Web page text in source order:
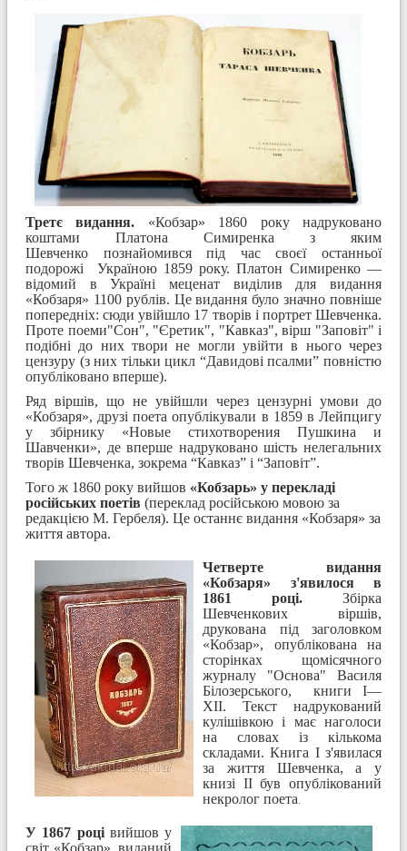
Третє видання. «Кобзар» 1860 року надруковано
коштами Платона Симиренка з яким
Шевченко познайомився під час своєї останньої
подорожі Україною 1859 року. Платон Симиренко —
відомий в Україні меценат виділив для видання
«Кобзаря» 1100 рублів. Це видання було значно повніше
попередніх: сюди увійшло 17 творів і портрет Шевченка.
Проте поеми"Сон", "Єретик", "Кавказ", вірш "Заповіт" і
подібні до них твори не могли увійти в нього через
цензуру (з них тільки цикл “Давидові псалми” повністю
опубліковано вперше).
Ряд віршів, що не увійшли через цензурні умови до
«Кобзаря», друзі поета опублікували в 1859 в Лейпцигу
у збірнику «Новые стихотворения Пушкина и
Шавченки», де вперше надруковано шість нелегальних
творів Шевченка, зокрема “Кавказ” і “Заповіт”.
Того ж 1860 року вийшов «Кобзарь» у перекладі
російських поетів (переклад російською мовою за
редакцією М. Гербеля). Це останнє видання «Кобзаря» за
життя автора.
Четверте видання
«Кобзаря» з'явилося в
1861 році. Збірка
Шевченкових віршів,
друкована під заголовком
«Кобзар», опублікована на
сторінках щомісячного
журналу "Основа" Василя
Білозерського, книги I—
XII. Текст надрукований
кулішівкою і має наголоси
на словах із кількома
складами. Книга I з'явилася
за життя Шевченка, а у
книзі II був опублікований
некролог поета.
У 1867 роцівийшов у
світ «Кобзар», виданий